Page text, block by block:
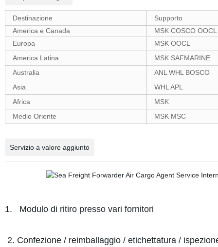
Destinazione
Supporto
America e Canada
MSK COSCO OOCL
Europa
MSK OOCL
America Latina
MSK SAFMARINE
Australia
ANL WHL BOSCO
Asia
WHL APL
Africa
MSK
Medio Oriente
MSK MSC
Servizio a valore aggiunto
1. Modulo di ritiro presso vari fornitori
2. Confezione / reimballaggio / etichettatura /